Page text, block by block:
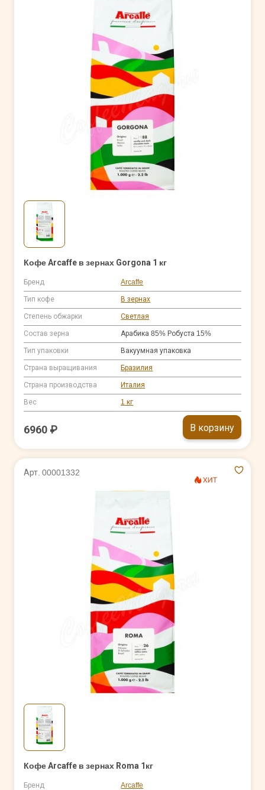
Кофе Arcaffe в зернах Gorgona 1 кг
Бренд Arcaffe
Тип кофе В зернах
Степень обжарки Светлая
Состав зерна Арабика 85% Робуста 15%
Тип упаковки Вакуумная упаковка
Страна выращивания Бразилия
Страна производства Италия
Вес 1 кг
6960 ₽ В корзину
Арт. 00001332
Кофе Arcaffe в зернах Roma 1кг
Бренд Arcaffe